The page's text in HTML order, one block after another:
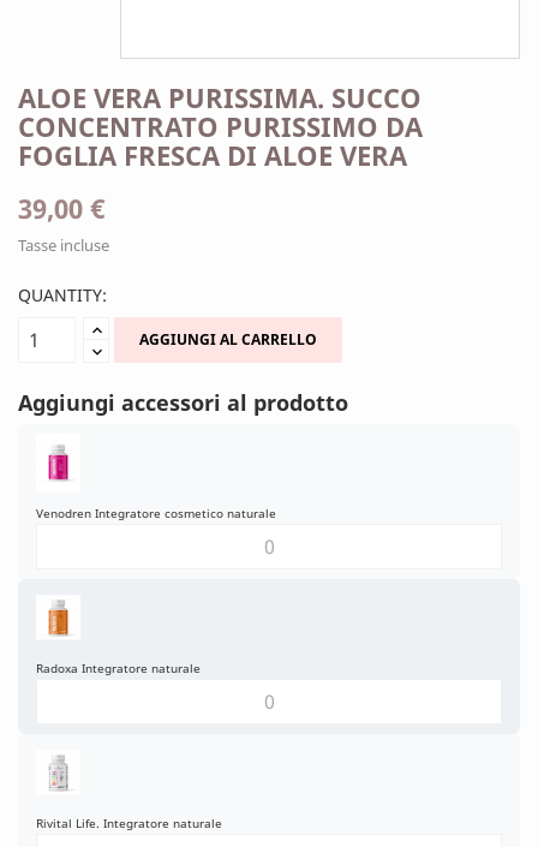
ALOE VERA PURISSIMA. SUCCO
CONCENTRATO PURISSIMO DA
FOGLIA FRESCA DI ALOE VERA
39,00 €
Tasse incluse
QUANTITY:
AGGIUNGI AL CARRELLO
Aggiungi accessori al prodotto
Venodren Integratore cosmetico naturale
Radoxa Integratore naturale
Rivital Life. Integratore naturale